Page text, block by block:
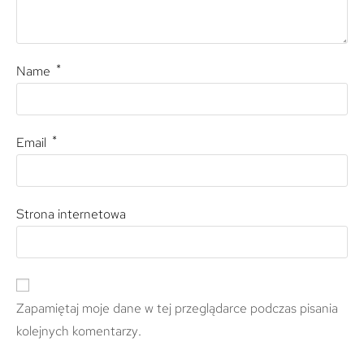
Name *
Email *
Strona internetowa
Zapamiętaj moje dane w tej przeglądarce podczas pisania
kolejnych komentarzy.